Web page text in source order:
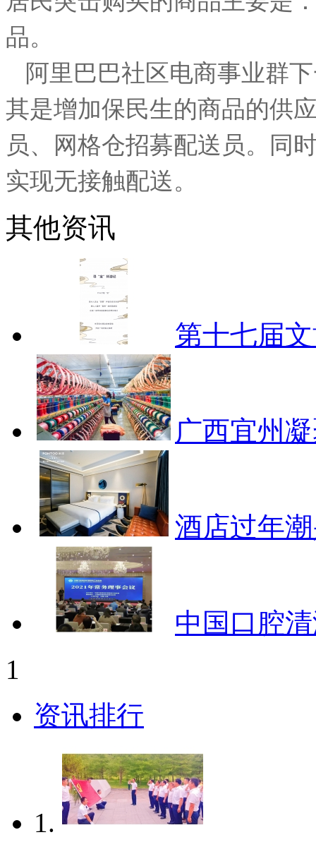
品。
阿里巴巴社区电商事业群
其是增加保民生的商品的供
员、网格仓招募配送员。同
实现无接触配送。
其他资讯
第十七届
广西宜州
酒店过年
中国口腔
1
资讯排行
1.